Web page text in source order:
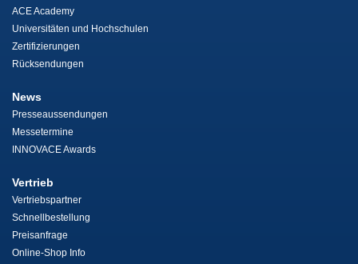
ACE Academy
Universitäten und Hochschulen
Zertifizierungen
Rücksendungen
News
Presseaussendungen
Messetermine
INNOVACE Awards
Vertrieb
Vertriebspartner
Schnellbestellung
Preisanfrage
Online-Shop Info